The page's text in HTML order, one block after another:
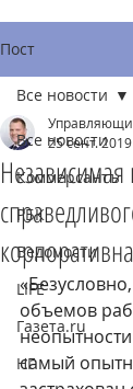
Пост
Все новости
Коммерсантъ
РБК
Ведомости
LIFE
Газета.ru
НГ
Все новости
Независимая
25 сент. 2019
объемов
самый